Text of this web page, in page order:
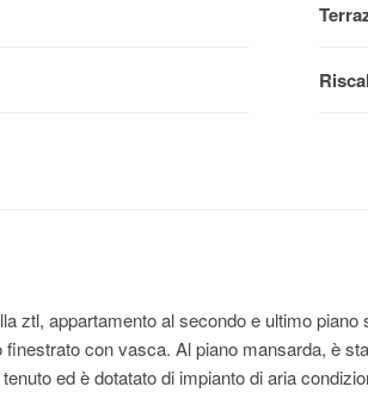
ztl, appartamento al secondo e ultimo
con vasca. Al piano mansarda, è
ed è dotatato di impianto di aria